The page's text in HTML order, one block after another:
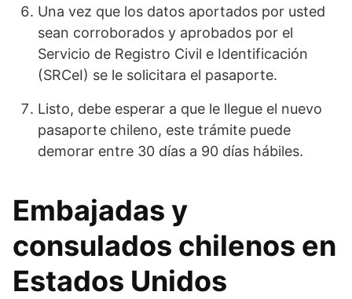
Una vez que los datos aportados por usted
sean corroborados y aprobados por el
Servicio de Registro Civil e Identificación
(SRCeI) se le solicitara el pasaporte.
Listo, debe esperar a que le llegue el nuevo
pasaporte chileno, este trámite puede
demorar entre 30 días a 90 días hábiles.
Embajadas y
consulados chilenos en
Estados Unidos